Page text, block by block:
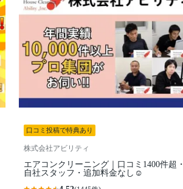
口コミ投稿で特典あり
株式会社アビリティ
エアコンクリーニング｜口コミ1400件超・
自社スタッフ・追加料金なし☺️